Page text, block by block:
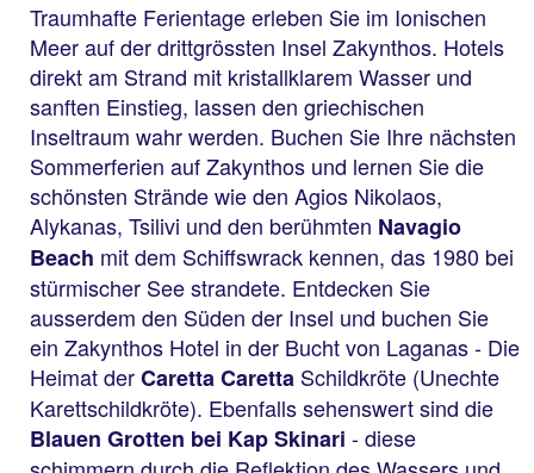
Traumhafte Ferientage erleben Sie im Ionischen
Meer auf der drittgrössten Insel Zakynthos. Hotels
direkt am Strand mit kristallklarem Wasser und
sanften Einstieg, lassen den griechischen
Inseltraum wahr werden. Buchen Sie Ihre nächsten
Sommerferien auf Zakynthos und lernen Sie die
schönsten Strände wie den Agios Nikolaos,
Alykanas, Tsilivi und den berühmten Navagio
Beach mit dem Schiffswrack kennen, das 1980 bei
stürmischer See strandete. Entdecken Sie
ausserdem den Süden der Insel und buchen Sie
ein Zakynthos Hotel in der Bucht von Laganas - Die
Heimat derCaretta Caretta Schildkröte (Unechte
Karettschildkröte). Ebenfalls sehenswert sind die
Blauen Grotten bei Kap Skinari - diese